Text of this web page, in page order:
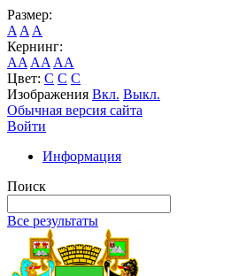
Размер:
A A A
Кернинг:
AA AA AA
Цвет: C C C
Изображения Вкл. Выкл.
Обычная версия сайта
Войти
Информация
Поиск
Все результаты